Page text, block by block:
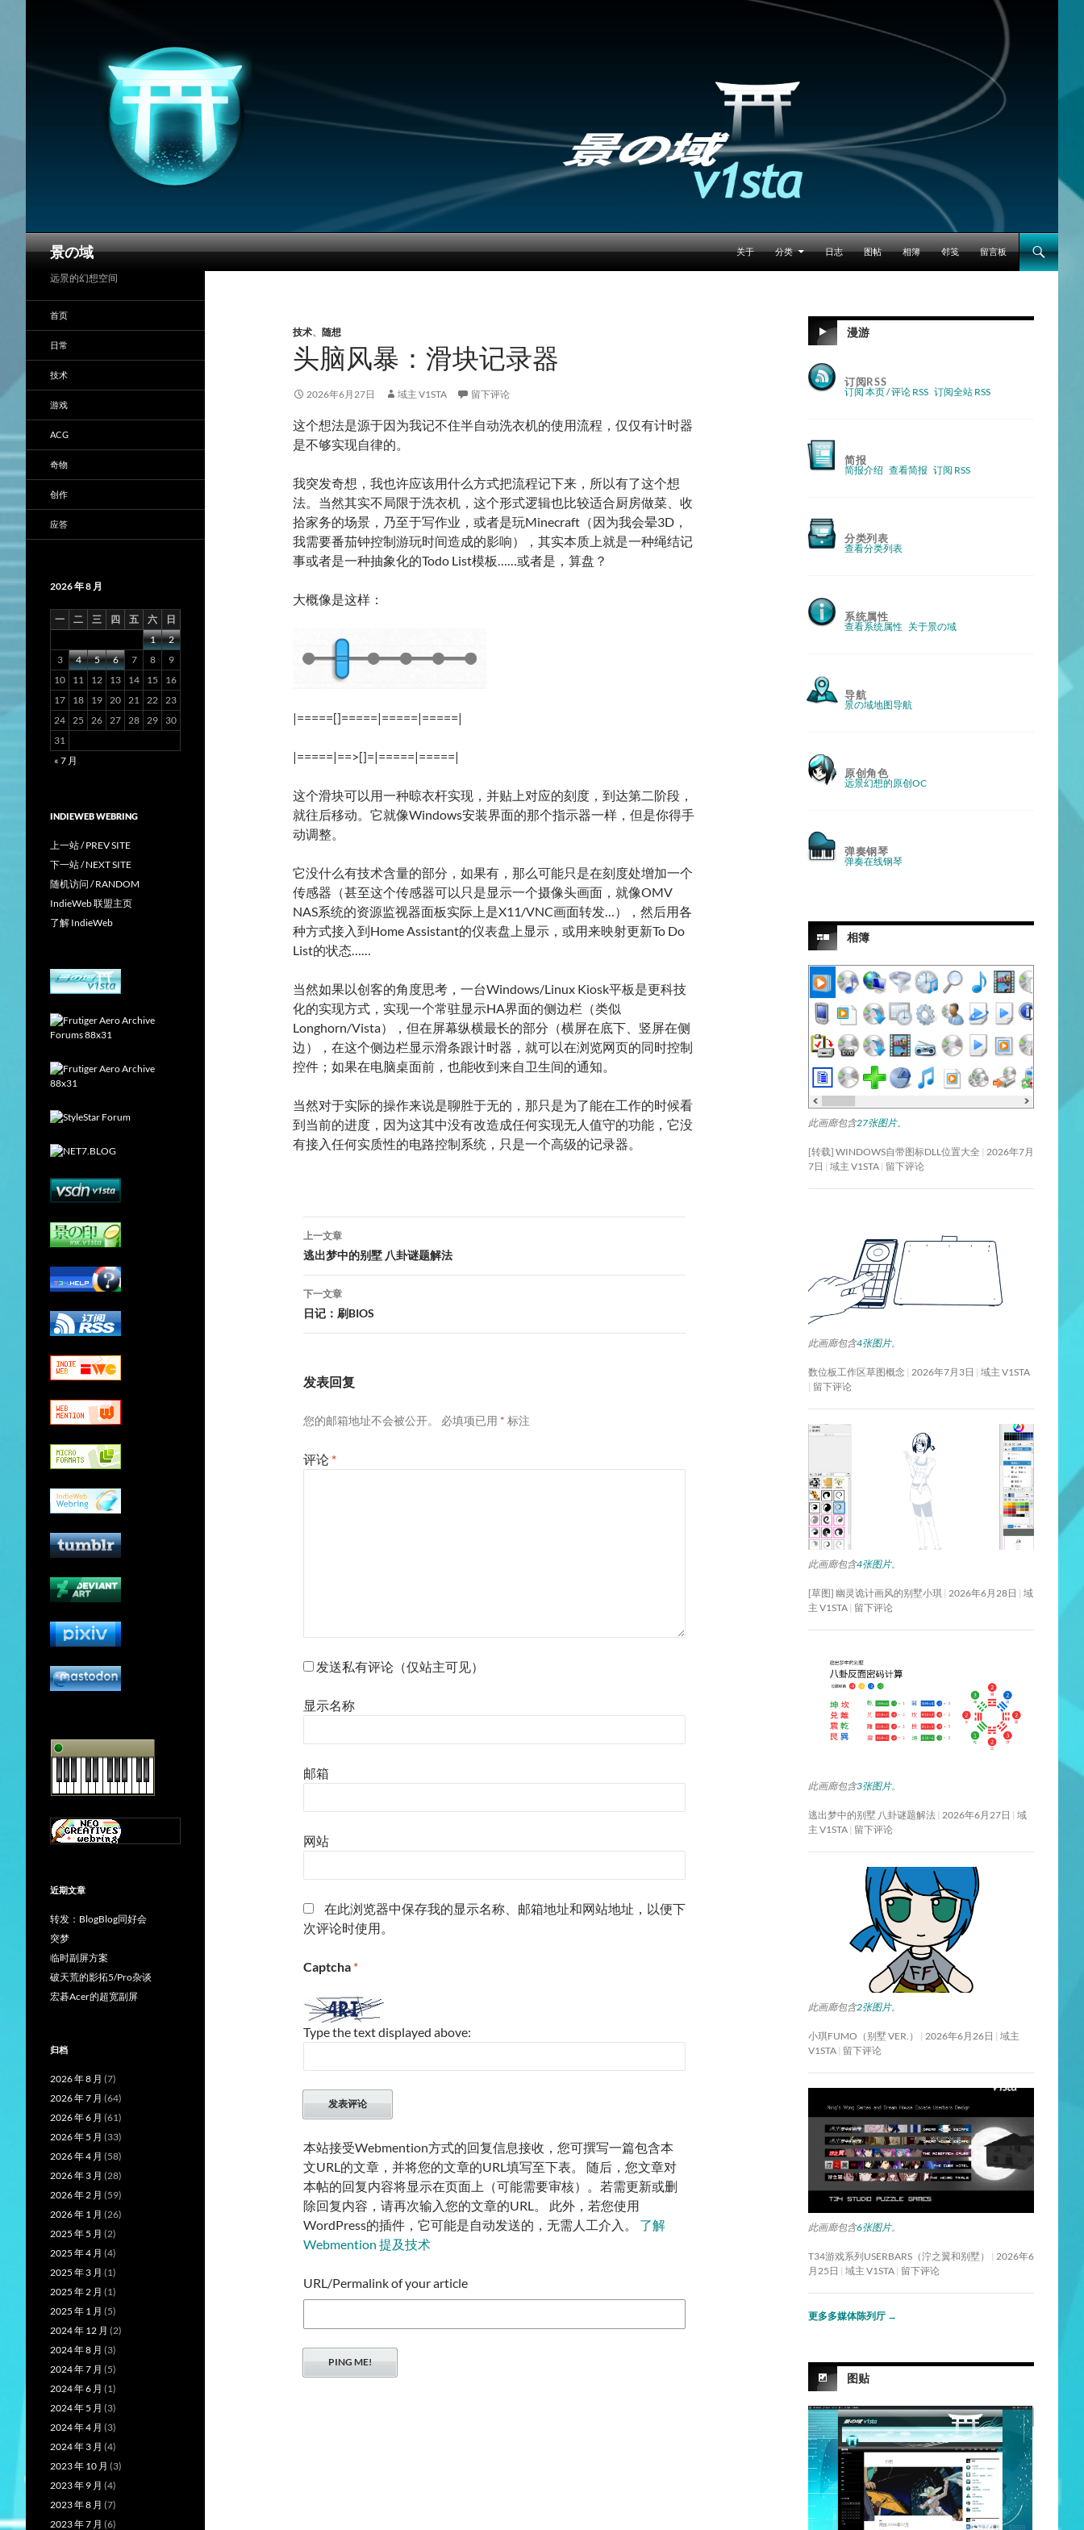
景の域
搜
跳至正文
关于
分类 日志 图帖 相簿 邻笺 留言板
技术、 随想
头脑风暴：滑块记录器
2026年6月27日 域主 V1STA 留下评论
这个想法是源于因为我记不住半自动洗衣机的使用流程，仅仅有计时器
是不够实现自律的。
我突发奇想，我也许应该用什么方式把流程记下来，所以有了这个想
法。当然其实不局限于洗衣机，这个形式逻辑也比较适合厨房做菜、收
拾家务的场景，乃至于写作业，或者是玩Minecraft（因为我会晕3D，
我需要番茄钟控制游玩时间造成的影响），其实本质上就是一种绳结记
事或者是一种抽象化的Todo List模板……或者是，算盘？
大概像是这样：
|=====[]=====|=====|=====|
|=====|==>[]=|=====|=====|
这个滑块可以用一种晾衣杆实现，并贴上对应的刻度，到达第二阶段，
就往后移动。它就像Windows安装界面的那个指示器一样，但是你得手
动调整。
它没什么有技术含量的部分，如果有，那么可能只是在刻度处增加一个
传感器（甚至这个传感器可以只是显示一个摄像头画面，就像OMV
NAS系统的资源监视器面板实际上是X11/VNC画面转发…），然后用各
种方式接入到Home Assistant的仪表盘上显示，或用来映射更新To Do
List的状态……
当然如果以创客的角度思考，一台Windows/Linux Kiosk平板是更科技
化的实现方式，实现一个常驻显示HA界面的侧边栏（类似
Longhorn/Vista），但在屏幕纵横最长的部分（横屏在底下、竖屏在侧
边），在这个侧边栏显示滑条跟计时器，就可以在浏览网页的同时控制
控件；如果在电脑桌面前，也能收到来自卫生间的通知。
当然对于实际的操作来说是聊胜于无的，那只是为了能在工作的时候看
到当前的进度，因为这其中没有改造成任何实现无人值守的功能，它没
有接入任何实质性的电路控制系统，只是一个高级的记录器。
文
章
导
航
上一文章
逃出梦中的别墅 八卦谜题解法
下一文章
日记：刷BIOS
发表回复
您的邮箱地址不会被公开。 必填项已用 * 标注
评论 *
发送私有评论（仅站主可见）
显示名称
邮箱
网站
在此浏览器中保存我的显示名称、邮箱地址和网站地址，以便下
次评论时使用。
Captcha *
Type the text displayed above:
本站接受Webmention方式的回复信息接收，您可撰写一篇包含本
文URL的文章，并将您的文章的URL填写至下表。 随后，您文章对
本帖的回复内容将显示在页面上（可能需要审核）。若需更新或删
除回复内容，请再次输入您的文章的URL。 此外，若您使用
WordPress的插件，它可能是自动发送的，无需人工介入。 了解
Webmention 提及技术
URL/Permalink of your article
漫游
订阅RSS
订阅 本页 / 评论 RSS 订阅全站 RSS
简报
简报介绍 查看简报 订阅 RSS
分类列表
查看分类列表
系统属性
查看系统属性 关于景の域
导航
景の域地图导航
原创角色
远景幻想的原创OC
弹奏钢琴
弹奏在线钢琴
相簿
此画廊包含27张图片。
[转载] WINDOWS自带图标DLL位置大全 2026年7月
7日
域主 V1STA 留下评论
此画廊包含4张图片。
数位板工作区草图概念 2026年7月3日
域主 V1STA
留下评论
此画廊包含4张图片。
[草图] 幽灵诡计画风的别墅小琪 2026年6月28日
域
主 V1STA 留下评论
此画廊包含3张图片。
逃出梦中的别墅 八卦谜题解法 2026年6月27日
域
主 V1STA 留下评论
此画廊包含2张图片。
小琪FUMO（别墅 VER.） 2026年6月26日
域主
V1STA 留下评论
此画廊包含6张图片。
T34游戏系列USERBARS（泞之翼和别墅）
2026年6
月25日
域主 V1STA 留下评论
更多多媒体陈列厅 →
图贴
远景的幻想空间
首页
日常
技术
游戏
ACG
奇物
创作
应答
2026 年 8 月
一 二 三 四 五 六
日
1
2
3
4 5 6 7 8
9
10
11 12 13 14 15
16
17
18 19 20 21 22 23
24 25 26 27 28 29
30
31
« 7 月
INDIEWEB WEBRING
上一站 / PREV SITE
下一站 / NEXT SITE
随机访问 / RANDOM
IndieWeb 联盟主页
了解 IndieWeb
近期文章
转发：BlogBlog同好会
突梦
临时副屏方案
破天荒的影拓5/Pro杂谈
宏碁Acer的超宽副屏
归档
2026 年 8 月 (7)
2026 年 7 月 (64)
2026 年 6 月 (61)
2026 年 5 月 (33)
2026 年 4 月 (58)
2026 年 3 月 (28)
2026 年 2 月 (59)
2026 年 1 月 (26)
2025 年 5 月 (2)
2025 年 4 月 (4)
2025 年 3 月 (1)
2025 年 2 月 (1)
2025 年 1 月 (5)
2024 年 12 月 (2)
2024 年 8 月 (3)
2024 年 7 月 (5)
2024 年 6 月 (1)
2024 年 5 月 (3)
2024 年 4 月 (3)
2024 年 3 月 (4)
2023 年 10 月 (3)
2023 年 9 月 (4)
2023 年 8 月 (7)
2023 年 7 月 (6)